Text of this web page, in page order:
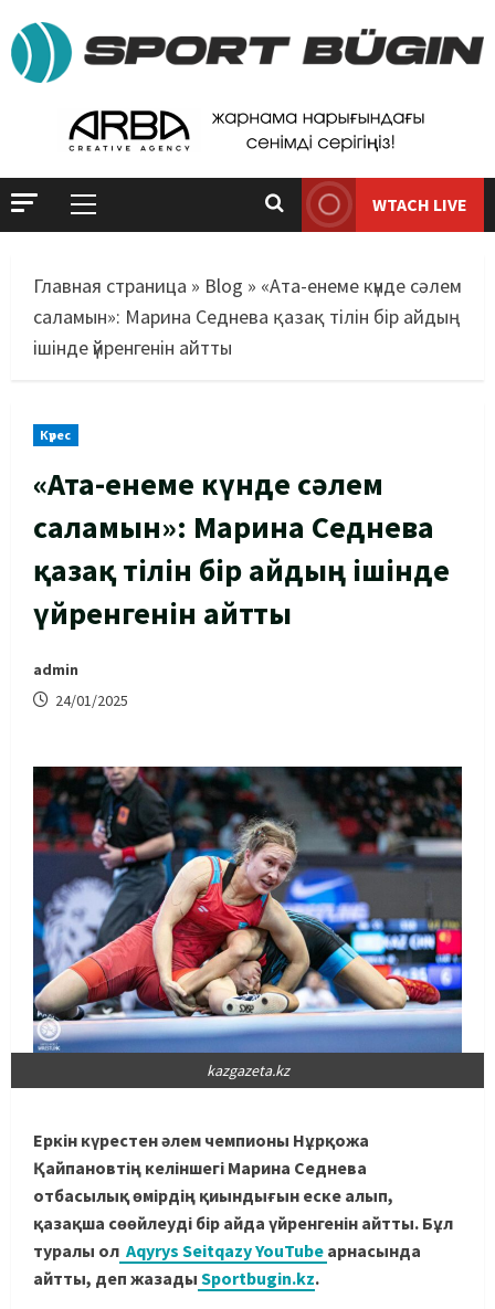
WTACH LIVE
Главная страница » Blog » «Ата-енеме күнде сәлем
саламын»: Марина Седнева қазақ тілін бір айдың
ішінде үйренгенін айтты
Күрес
«Ата-енеме күнде сәлем
саламын»: Марина Седнева
қазақ тілін бір айдың ішінде
үйренгенін айтты
admin
24/01/2025
kazgazeta.kz
Еркін күрестен әлем чемпионы Нұрқожа
Қайпановтің келіншегі Марина Седнева
отбасылық өмірдің қиындығын еске алып,
қазақша сөөйлеуді бір айда үйренгенін айтты. Бұл
туралы ол Aqyrys Seitqazy YouTube арнасында
айтты, деп жазады Sportbugin.kz.